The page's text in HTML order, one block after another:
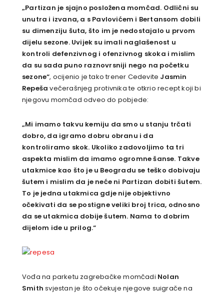
„Partizan je sjajno posložena momčad. Odlični su
unutra i izvana, a s Pavlovićem i Bertansom dobili
su dimenziju šuta, što im je nedostajalo u prvom
dijelu sezone. Uvijek su imali naglašenost u
kontroli defenzivnog i ofenzivnog skoka i mislim
da su sada puno raznovrsniji nego na početku
sezone“, ocijenio je tako trener Cedevite Jasmin
Repeša večerašnjeg protivnika te otkrio recept koji bi
njegovu momčad odveo do pobjede:
„Mi imamo takvu kemiju da smo u stanju trčati
dobro, da igramo dobru obranu i da
kontroliramo skok. Ukoliko zadovoljimo ta tri
aspekta mislim da imamo ogromne šanse. Takve
utakmice kao što je u Beogradu se teško dobivaju
šutem i mislim da je neće ni Partizan dobiti šutem.
To je jedna utakmica gdje nije objektivno
očekivati da se postigne veliki broj trica, odnosno
da se utakmica dobije šutem. Nama to dobrim
dijelom ide u prilog.“
Vođa na parketu zagrebačke momčadi Nolan
Smith svjestan je što očekuje njegove suigrače na